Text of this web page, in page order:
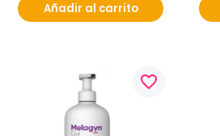
Añadir al carrito
favorite_border